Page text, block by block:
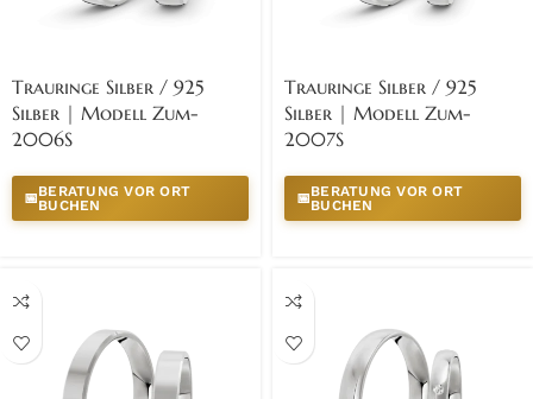
Trauringe Silber / 925
Silber | Modell Zum-
2006S
📅BERATUNG VOR ORT
BUCHEN
Trauringe Silber / 925
Silber | Modell Zum-
2007S
📅BERATUNG VOR ORT
BUCHEN